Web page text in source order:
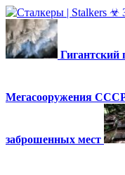
Гигантский
Мегасооружения
заброшенных мест